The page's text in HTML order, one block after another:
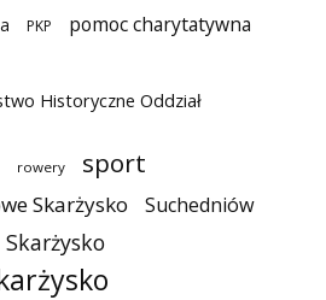
PKP
pomoc charytatywna
Historyczne Oddział
rowery sport
Skarżysko Suchedniów